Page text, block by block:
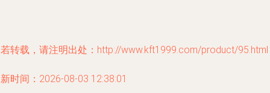
转载，请注明出处：http://www.kft1999.com/product/95.html
时间：2026-08-03 12:38:01